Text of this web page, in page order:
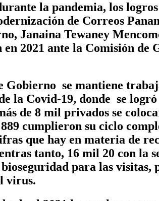
la pandemia, los
de Correos
Janaina Tewaney
2021 ante la Comisión
se mantiene
la Covid-19, donde se logró
de 8 mil privados se
cumplieron su ciclo
que hay en materia de
tanto, 16 mil 20 con la
para las visitas,
virus.